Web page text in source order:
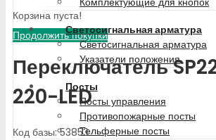
Корзина пуста!
Продолжить покупкиСветосигнальная арматура
Светосигнальная арматура
Указатели положения
Посты
Посты управления
Противопожарные посты
Тельферные посты
Переключатель
220-LED
Код базы: 53853